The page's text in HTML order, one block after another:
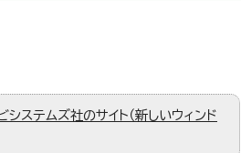
システムズ社のサイト（新しいウィンド